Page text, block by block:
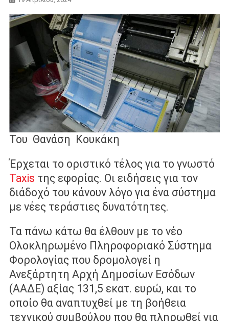
Του Θανάση Κουκάκη
Έρχεται το οριστικό τέλος για το γνωστό
Taxis της εφορίας. Οι ειδήσεις για τον
διάδοχό του κάνουν λόγο για ένα σύστημα
με νέες τεράστιες δυνατότητες.
Τα πάνω κάτω θα έλθουν με το νέο
Ολοκληρωμένο Πληροφοριακό Σύστημα
Φορολογίας που δρομολογεί η
Ανεξάρτητη Αρχή Δημοσίων Εσόδων
(ΑΑΔΕ) αξίας 131,5 εκατ. ευρώ, και το
οποίο θα αναπτυχθεί με τη βοήθεια
τεχνικού συμβούλου που θα πληρωθεί για